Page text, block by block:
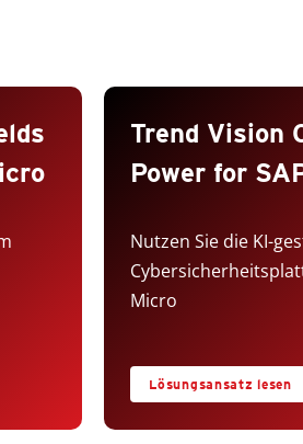
Trend Vision
Power for
Nutzen Sie die KI-
Micro
Lösungsansatz lesen